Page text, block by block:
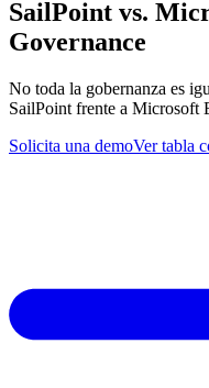
SailPoint vs.
Governance
No toda la gobernanza es
SailPoint frente a Microsoft
Solicita una demoVer tabla